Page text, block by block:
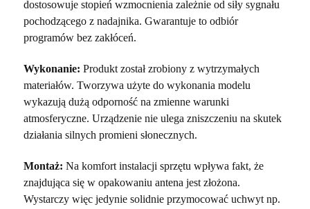
dostosowuje stopień wzmocnienia zależnie od siły sygnału
pochodzącego z nadajnika. Gwarantuje to odbiór
programów bez zakłóceń.
Wykonanie: Produkt został zrobiony z wytrzymałych
materiałów. Tworzywa użyte do wykonania modelu
wykazują dużą odporność na zmienne warunki
atmosferyczne. Urządzenie nie ulega zniszczeniu na skutek
działania silnych promieni słonecznych.
Montaż: Na komfort instalacji sprzętu wpływa fakt, że
znajdująca się w opakowaniu antena jest złożona.
Wystarczy więc jedynie solidnie przymocować uchwyt np.